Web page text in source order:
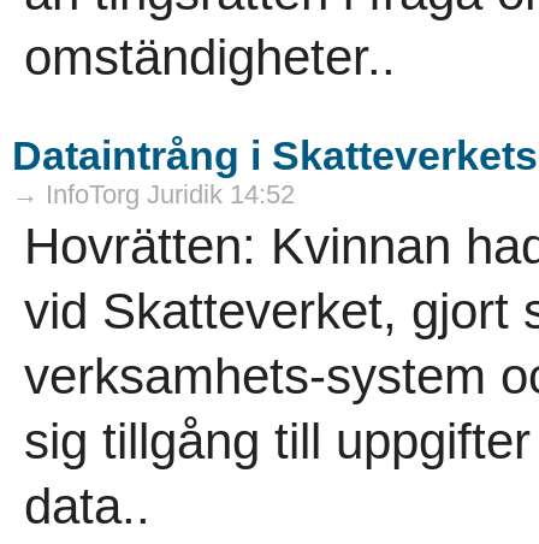
omständigheter..
Dataintrång i
→ InfoTorg Juridik 14:52
Hovrätten: Kvinnan
vid Skatteverket, gjort
verksamhets-system
sig tillgång till
data..